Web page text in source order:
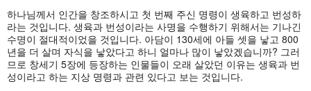
하나님께서 인간을 창조하시고 첫 번째 주신 명령이 생육하고 번성하
라는 것입니다. 생육과 번성이라는 사명을 수행하기 위해서는 기나긴
수명이 절대적이었을 것입니다. 아담이 130세에 아들 셋을 낳고 800
년을 더 살며 자식을 낳았다고 하니 얼마나 많이 낳았겠습니까? 그러
므로 창세기 5장에 등장하는 인물들이 오래 살았던 이유는 생육과 번
성이라고 하는 지상 명령과 관련 있다고 보는 것입니다.